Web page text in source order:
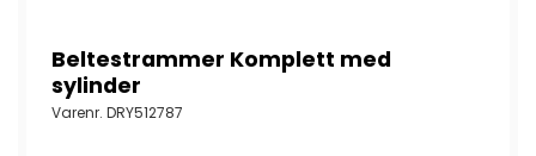
Beltestrammer Komplett med
sylinder
Varenr. DRY512787